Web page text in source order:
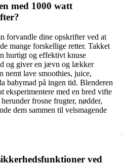
med 1000 watt
forvandle dine opskrifter ved at
mange forskellige retter. Takket
hurtigt og effektivt knuse
og giver en jævn og lækker
nemt lave smoothies, juice,
babymad på ingen tid. Blenderen
eksperimentere med en bred vifte
frosne frugter, nødder,
dem sammen til velsmagende
ved